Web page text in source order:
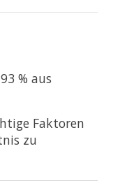
% aus
Faktoren
zu